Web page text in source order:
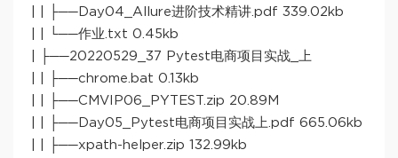
| | ├──Day04_Allure进阶技术精讲.pdf 339.02kb
| | └──作业.txt 0.45kb
| ├──20220529_37 Pytest电商项目实战_上
| | ├──chrome.bat 0.13kb
| | ├──CMVIP06_PYTEST.zip 20.89M
| | ├──Day05_Pytest电商项目实战上.pdf 665.06kb
| | ├──xpath-helper.zip 132.99kb